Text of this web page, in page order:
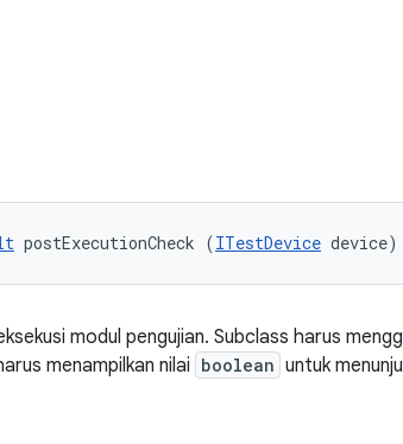
postExecutionCheck (ITestDevice device)
modul pengujian. Subclass harus
menampilkan nilai boolean untuk